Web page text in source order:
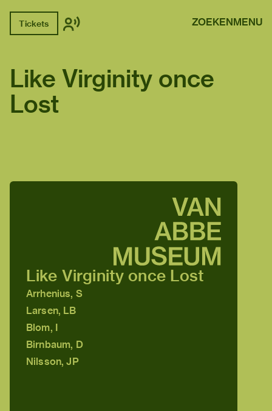
Tickets ZOEKENMENU
Like Virginity once
Lost
Like Virginity once Lost
Arrhenius, S
Larsen, LB
Blom, I
Birnbaum, D
Nilsson, JP